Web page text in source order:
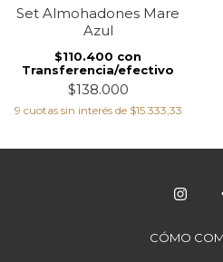
Set Almohadones Mare
Azul
$138.000
$110.400 con
Transferencia/efectivo
9 cuotas sin interés de $15.333,33
CÓMO